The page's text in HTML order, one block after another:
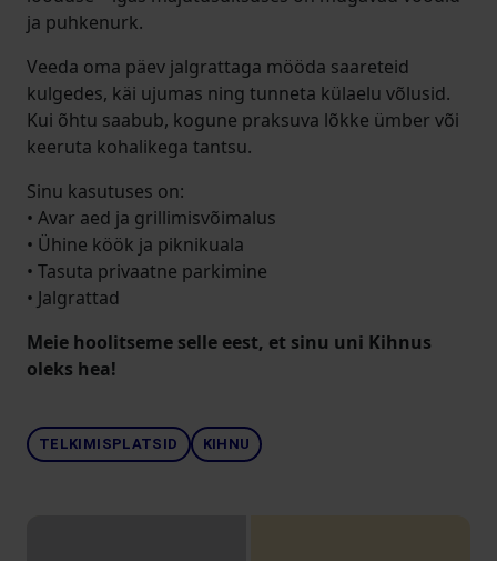
ja puhkenurk.
Veeda oma päev jalgrattaga mööda saareteid
kulgedes, käi ujumas ning tunneta külaelu võlusid.
Kui õhtu saabub, kogune praksuva lõkke ümber või
keeruta kohalikega tantsu.
Sinu kasutuses on:
• Avar aed ja grillimisvõimalus
• Ühine köök ja piknikuala
• Tasuta privaatne parkimine
• Jalgrattad
Meie hoolitseme selle eest, et sinu uni Kihnus
oleks hea!
TELKIMISPLATSID KIHNU